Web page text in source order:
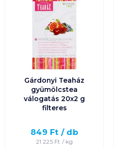
Gárdonyi Teaház
gyümölcstea
válogatás 20x2 g
filteres
849 Ft / db
21 225Ft / kg